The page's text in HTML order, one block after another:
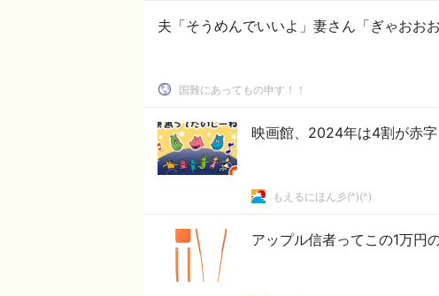
国難にあってもの申す！！
映画館、2024年は4割が赤字
もえるにほん彡(^)(^)
アップル信者ってこの1万円